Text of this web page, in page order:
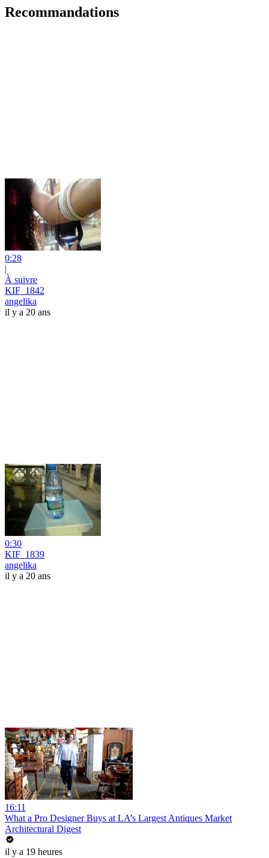
Recommandations
0:28
|
À suivre
KIF_1842
angelika
il y a 20 ans
0:30
KIF_1839
angelika
il y a 20 ans
16:11
What a Pro Designer Buys at LA’s Largest Antiques Market
Architectural Digest
il y a 19 heures